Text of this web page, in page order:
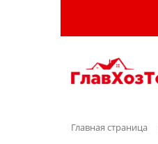
Главная страница